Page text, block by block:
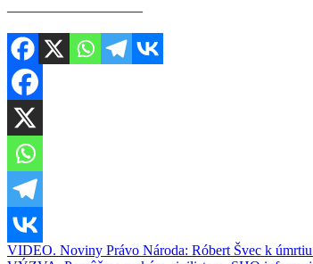
————————–—
Navigácia
VIDEO. Noviny Právo Národa: Róbert Švec k úmrtiu